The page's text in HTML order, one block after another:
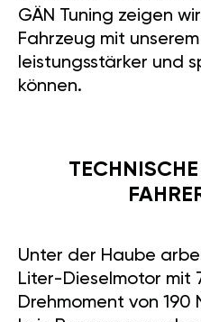
GÄN Tuning zeigen
Fahrzeug mit
leistungsstärker und
können.
Unter der Haube
Liter-Dieselmotor mit
Drehmoment von 190